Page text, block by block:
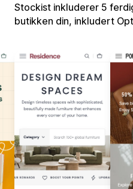
Stockist inkluderer 5
butikken din, inkludert